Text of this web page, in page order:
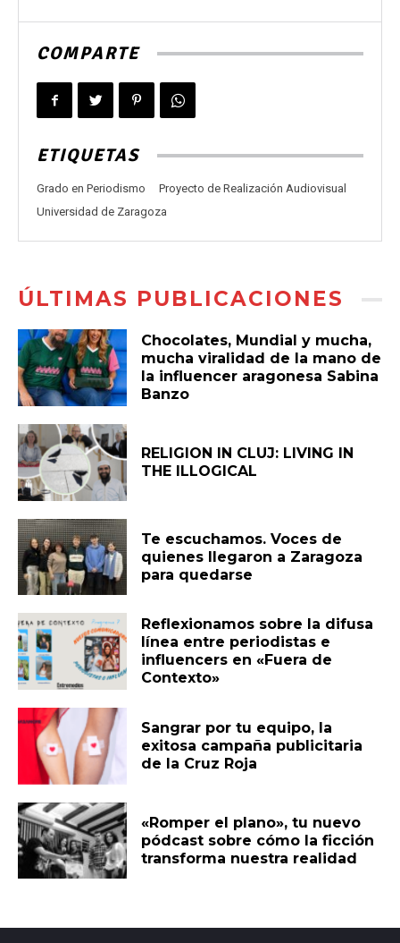
COMPARTE
ETIQUETAS
Grado en Periodismo
Proyecto de Realización Audiovisual
Universidad de Zaragoza
ÚLTIMAS PUBLICACIONES
Chocolates, Mundial y mucha,
mucha viralidad de la mano de
la influencer aragonesa Sabina
Banzo
RELIGION IN CLUJ: LIVING IN
THE ILLOGICAL
Te escuchamos. Voces de
quienes llegaron a Zaragoza
para quedarse
Reflexionamos sobre la difusa
línea entre periodistas e
influencers en «Fuera de
Contexto»
Sangrar por tu equipo, la
exitosa campaña publicitaria
de la Cruz Roja
«Romper el plano», tu nuevo
pódcast sobre cómo la ficción
transforma nuestra realidad